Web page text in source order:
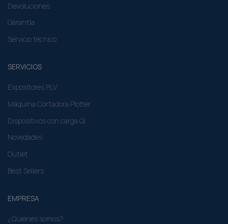
Devoluciones
Garantía
Servicio técnico
SERVICIOS
Expositores PLV
Máquina Cortadora Plotter
Dispositivos con carga Qi
Novedades
Outlet
Best Sellers
EMPRESA
¿Quiénes somos?